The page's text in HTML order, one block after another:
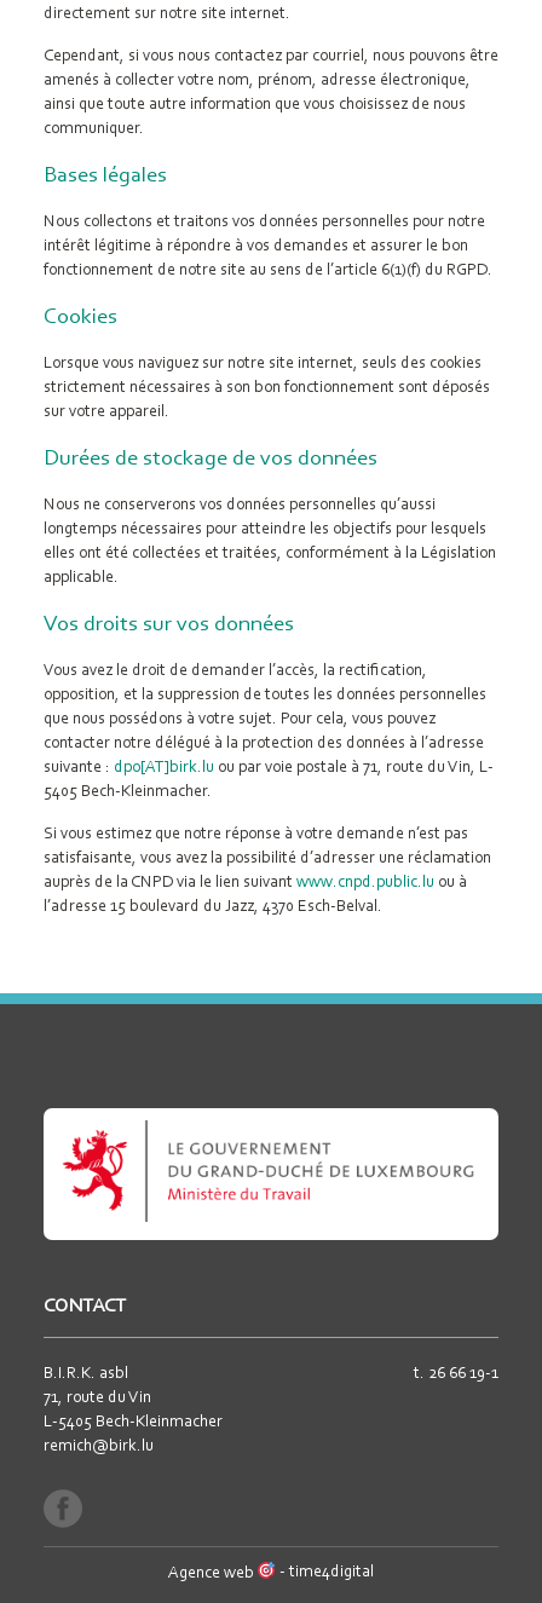
directement sur notre site internet.
Cependant, si vous nous contactez par courriel, nous pouvons être
amenés à collecter votre nom, prénom, adresse électronique,
ainsi que toute autre information que vous choisissez de nous
communiquer.
Bases légales
Nous collectons et traitons vos données personnelles pour notre
intérêt légitime à répondre à vos demandes et assurer le bon
fonctionnement de notre site au sens de l’article 6(1)(f) du RGPD.
Cookies
Lorsque vous naviguez sur notre site internet, seuls des cookies
strictement nécessaires à son bon fonctionnement sont déposés
sur votre appareil.
Durées de stockage de vos données
Nous ne conserverons vos données personnelles qu’aussi
longtemps nécessaires pour atteindre les objectifs pour lesquels
elles ont été collectées et traitées, conformément à la Législation
applicable.
Vos droits sur vos données
Vous avez le droit de demander l’accès, la rectification,
opposition, et la suppression de toutes les données personnelles
que nous possédons à votre sujet. Pour cela, vous pouvez
contacter notre délégué à la protection des données à l’adresse
suivante : dpo[AT]birk.lu ou par voie postale à 71, route du Vin, L-
5405 Bech-Kleinmacher.
Si vous estimez que notre réponse à votre demande n’est pas
satisfaisante, vous avez la possibilité d’adresser une réclamation
auprès de la CNPD via le lien suivant www.cnpd.public.lu ou à
l’adresse 15 boulevard du Jazz, 4370 Esch-Belval.
CONTACT
B.I.R.K. asbl
71, route du Vin
L-5405 Bech-Kleinmacher
remich@birk.lu
t. 26 66 19-1
Agence web - time4digital